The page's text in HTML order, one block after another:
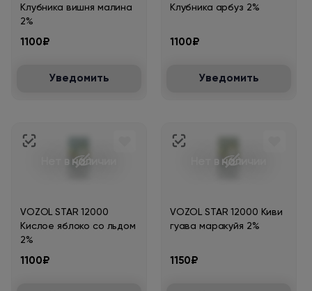
Клубника вишня малина
2%
1100₽
Уведомить
Клубника арбуз 2%
1100₽
Уведомить
Нет в наличии
VOZOL STAR 12000
Кислое яблоко со льдом
2%
1100₽
Нет в наличии
VOZOL STAR 12000 Киви
гуава маракуйя 2%
1150₽